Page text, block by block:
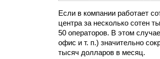
Если в компании работает
центра за несколько сотен
50 операторов. В этом
офис и т. п.) значительно
тысяч долларов в месяц.